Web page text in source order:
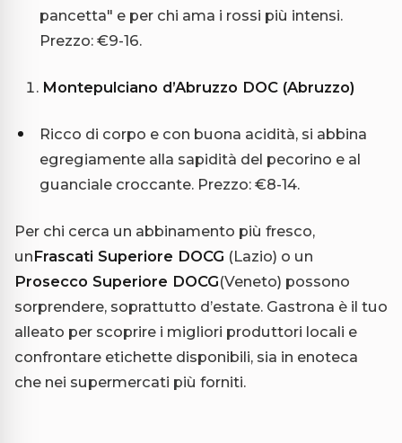
pancetta" e per chi ama i rossi più intensi.
Prezzo: €9-16.
Montepulciano d’Abruzzo DOC (Abruzzo)
Ricco di corpo e con buona acidità, si abbina
egregiamente alla sapidità del pecorino e al
guanciale croccante. Prezzo: €8-14.
Per chi cerca un abbinamento più fresco,
unFrascati Superiore DOCG (Lazio) o un
Prosecco Superiore DOCG(Veneto) possono
sorprendere, soprattutto d’estate. Gastrona è il tuo
alleato per scoprire i migliori produttori locali e
confrontare etichette disponibili, sia in enoteca
che nei supermercati più forniti.